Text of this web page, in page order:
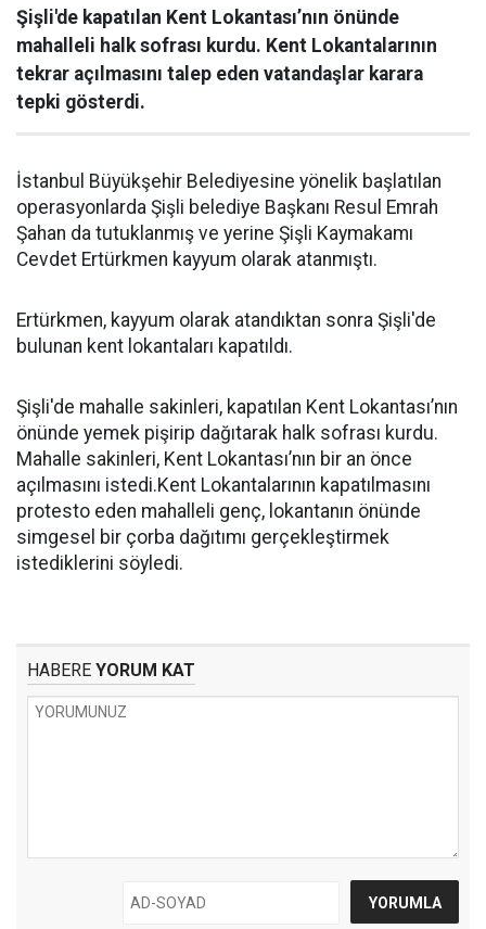
Şişli'de kapatılan Kent Lokantası’nın önünde
mahalleli halk sofrası kurdu. Kent Lokantalarının
tekrar açılmasını talep eden vatandaşlar karara
tepki gösterdi.
İstanbul Büyükşehir Belediyesine yönelik başlatılan
operasyonlarda Şişli belediye Başkanı Resul Emrah
Şahan da tutuklanmış ve yerine Şişli Kaymakamı
Cevdet Ertürkmen kayyum olarak atanmıştı.
Ertürkmen, kayyum olarak atandıktan sonra Şişli'de
bulunan kent lokantaları kapatıldı.
Şişli'de mahalle sakinleri, kapatılan Kent Lokantası’nın
önünde yemek pişirip dağıtarak halk sofrası kurdu.
Mahalle sakinleri, Kent Lokantası’nın bir an önce
açılmasını istedi.Kent Lokantalarının kapatılmasını
protesto eden mahalleli genç, lokantanın önünde
simgesel bir çorba dağıtımı gerçekleştirmek
istediklerini söyledi.
HABERE YORUM KAT